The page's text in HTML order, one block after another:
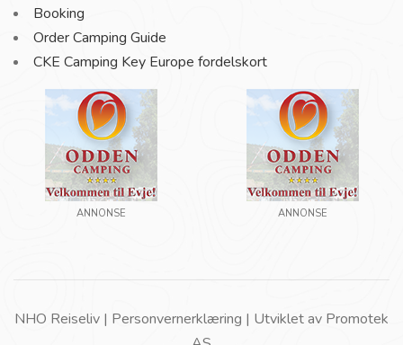
Booking
Order Camping Guide
CKE Camping Key Europe fordelskort
ANNONSE ANNONSE
NHO Reiseliv | Personvernerklæring | Utviklet av Promotek